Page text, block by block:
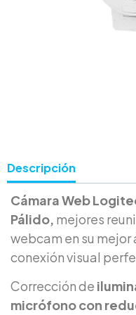
Descripción
Cámara Web
Pálido, mejores
webcam en su mejor
conexión visual
Corrección de
micrófono con